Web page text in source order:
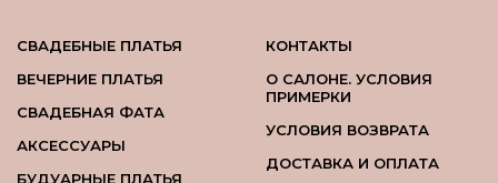
СВАДЕБНЫЕ ПЛАТЬЯ
ВЕЧЕРНИЕ ПЛАТЬЯ
СВАДЕБНАЯ ФАТА
АКСЕССУАРЫ
БУДУАРНЫЕ ПЛАТЬЯ
КОНТАКТЫ
О САЛОНЕ. УСЛОВИЯ
ПРИМЕРКИ
УСЛОВИЯ ВОЗВРАТА
ДОСТАВКА И ОПЛАТА